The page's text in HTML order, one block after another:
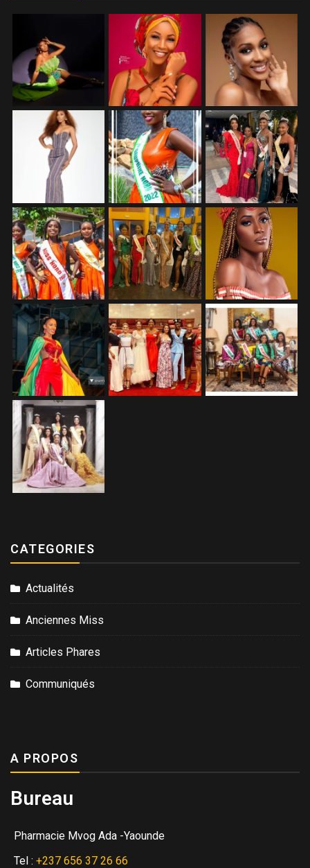
CATEGORIES
Actualités
Anciennes Miss
Articles Phares
Communiqués
A PROPOS
Bureau
Pharmacie Mvog Ada -Yaounde
Tel : +237 656 37 26 66